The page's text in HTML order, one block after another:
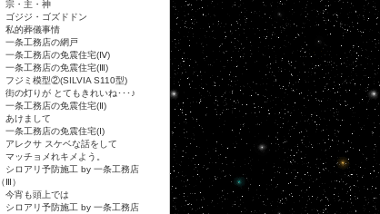
宗・主・神
ゴジジ・ゴズドドン
私的葬儀事情
一条工務店の網戸
一条工務店の免震住宅(Ⅳ)
一条工務店の免震住宅(Ⅲ)
フジミ模型②(SILVIA S110型)
街の灯りが とてもきれいね･･･♪
一条工務店の免震住宅(Ⅱ)
あけまして
一条工務店の免震住宅(Ⅰ)
アレクサ スケベな話をして
マッチョメれキメよう。
シロアリ予防施工 by 一条工務店
（Ⅲ）
今宵も頭上では
シロアリ予防施工 by 一条工務店